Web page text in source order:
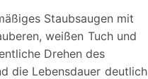
Staubsaugen mit
weißen Tuch und
Drehen des
die Lebensdauer deutlich